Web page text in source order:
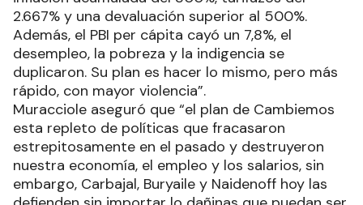
2.667% y una devaluación superior al 500%.
Además, el PBI per cápita cayó un 7,8%, el
desempleo, la pobreza y la indigencia se
duplicaron. Su plan es hacer lo mismo, pero más
rápido, con mayor violencia”.
Muracciole aseguró que “el plan de Cambiemos
esta repleto de políticas que fracasaron
estrepitosamente en el pasado y destruyeron
nuestra economía, el empleo y los salarios, sin
embargo, Carbajal, Buryaile y Naidenoff hoy las